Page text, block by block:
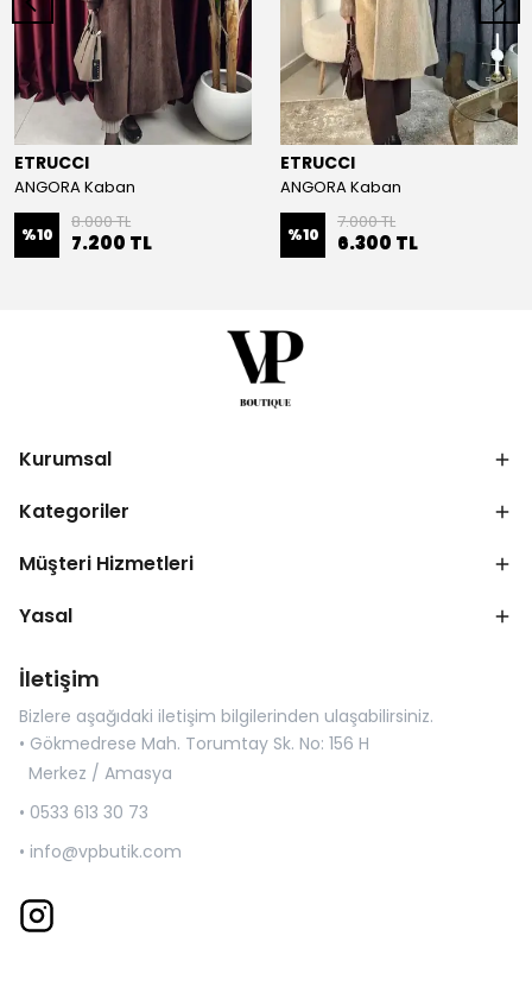
ETRUCCI
ANGORA Kaban
%10
8.000 TL
7.200 TL
ETRUCCI
ANGORA Kaban
%10
7.000 TL
6.300 TL
Kurumsal
Kategoriler
Müşteri Hizmetleri
Yasal
İletişim
Bizlere aşağıdaki iletişim bilgilerinden ulaşabilirsiniz.
• Gökmedrese Mah. Torumtay Sk. No: 156 H
Merkez / Amasya
• 0533 613 30 73
• info@vpbutik.com